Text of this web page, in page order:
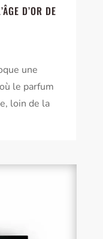
D’OR DE
une
le parfum
loin de la